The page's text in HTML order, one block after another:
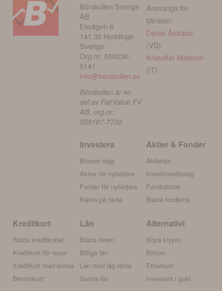
Börskollen Sverige
AB
Ekvägen 6
141 30 Huddinge
Sverige
Org.nr: 559236-
5141
info@borskollen.se
Börskollen är en
del av FairValue FV
AB, org.nr:
559187-7732
Ansvariga för
tjänsten:
Daniel Åstrand
(VD)
Kristoffer Matsson
(IT)
Investera
Börsen idag
Aktier för nybörjare
Fonder för nybörjare
Ränta på ränta
Aktier & Fonder
Aktietips
Investmentbolag
Fondrobotar
Bästa fonderna
Kreditkort
Bästa kreditkortet
Kreditkort för resor
Kreditkort med bonus
Bensinkort
Lån
Bästa lånen
Billiga lån
Lån med låg ränta
Samla lån
Alternativt
Köpa krypto
Bitcoin
Ethereum
Investera i guld